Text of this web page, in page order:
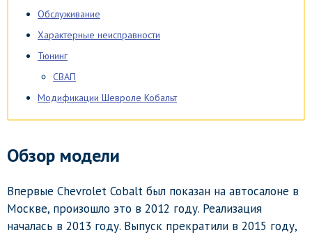
Обслуживание
Характерные неисправности
Тюнинг
СВАП
Модификации Шевроле Кобальт
Обзор модели
Впервые Chevrolet Cobalt был показан на автосалоне в
Москве, произошло это в 2012 году. Реализация
началась в 2013 году. Выпуск прекратили в 2015 году,